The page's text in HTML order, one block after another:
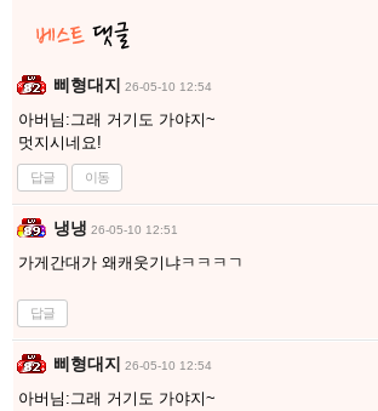
삐형대지 26-05-10 12:54
아버님:그래 거기도 가야지~
멋지시네요!
답글 이동
냉냉 26-05-10 12:51
가게간대가 왜캐웃기냐ㅋㅋㅋㄱ
답글
삐형대지 26-05-10 12:54
아버님:그래 거기도 가야지~